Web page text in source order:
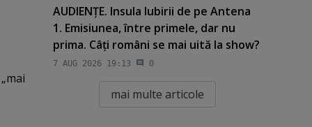
AUDIENŢE. Insula Iubirii de pe Antena
1. Emisiunea, între primele, dar nu
prima. Câţi români se mai uită la show?
7 AUG 2026 19:13 0
mai multe articole